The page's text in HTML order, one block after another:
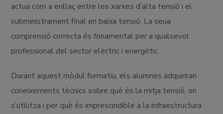
actua com a enllaç entre les xarxes d’alta tensió i el
subministrament final en baixa tensió. La seua
comprensió correcta és fonamental per a qualsevol
professional del sector elèctric i energètic.
Durant aquest mòdul formatiu, els alumnes adquiriran
coneixements tècnics sobre què és la mitja tensió, on
s’utilitza i per què és imprescindible a la infraestructura